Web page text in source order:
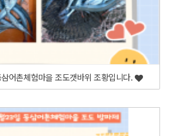
어촌체험마을 조도갯바위 조황입니다.